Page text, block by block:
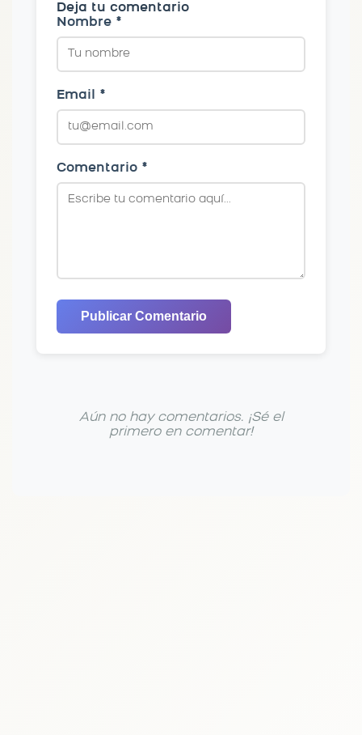
Deja tu comentario
Nombre *
Email *
Comentario *
Publicar Comentario
Aún no hay comentarios. ¡Sé el
primero en comentar!